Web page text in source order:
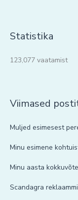
Statistika
123,077 vaatamist
Viimased
Muljed esimesest
Minu esimene
Minu aasta kokkuvõte
Scandagra